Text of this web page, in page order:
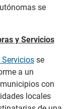
se
y Servicios
se
a un
con
locales